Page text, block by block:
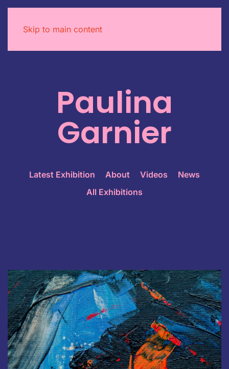
Skip to main content
Paulina
Garnier
Latest Exhibition About Videos
News
All Exhibitions